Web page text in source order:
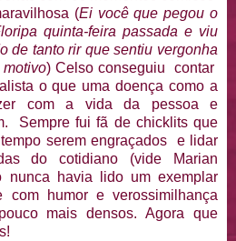
(Ei você que pegou o
quinta-feira passada e viu
de tanto rir que sentiu vergonha
) Celso conseguiu contar
o que uma doença como a
com a vida da pessoa e
Sempre fui fã de chicklits que
serem engraçados e lidar
do cotidiano (vide Marian
nunca havia lido um exemplar
humor e verossimilhança
mais densos. Agora que